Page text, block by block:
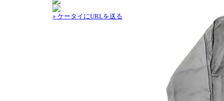
» ケータイにURLを送る